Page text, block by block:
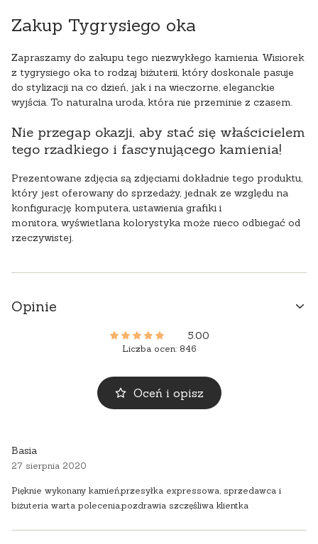
Zakup Tygrysiego oka
Zapraszamy do zakupu tego niezwykłego kamienia. Wisiorek
z tygrysiego oka to rodzaj biżuterii, który doskonale pasuje
do stylizacji na co dzień, jak i na wieczorne, eleganckie
wyjścia. To naturalna uroda, która nie przeminie z czasem.
Nie przegap okazji, aby stać się właścicielem
tego rzadkiego i fascynującego kamienia!
Prezentowane zdjęcia są zdjęciami dokładnie tego produktu,
który jest oferowany do sprzedaży, jednak ze względu na
konfigurację komputera, ustawienia grafiki i
monitora, wyświetlana kolorystyka może nieco odbiegać od
rzeczywistej.
Opinie
5.00
Liczba ocen: 846
Oceń i opisz
Basia
27 sierpnia 2020
Pięknie wykonany kamień,przesyłka expressowa, sprzedawca i
biżuteria warta polecenia,pozdrawia szczęśliwa klientka